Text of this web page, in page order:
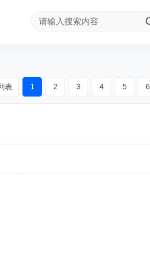
1 2 3 4 5 6
表